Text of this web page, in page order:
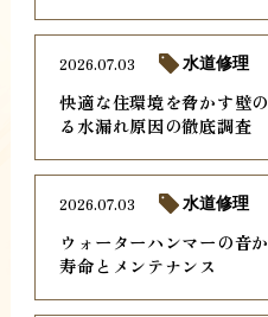
快適な住環境を脅かす壁
る水漏れ原因の徹底調査
2026.07.03 水道修理
ウォーターハンマーの音
寿命とメンテナンス
2026.07.03 水道修理